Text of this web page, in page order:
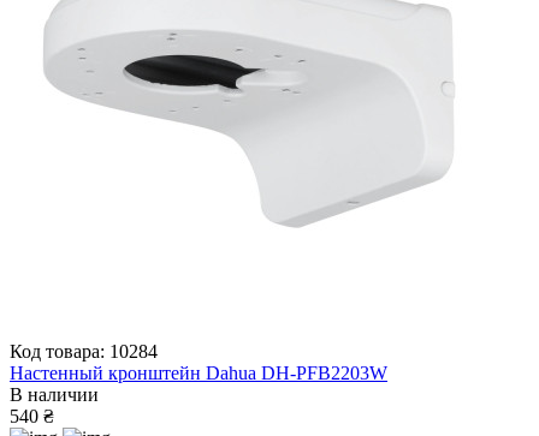
Код товара: 10284
Настенный кронштейн Dahua DH-PFB2203W
В наличии
540 ₴